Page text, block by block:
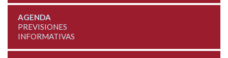
AGENDA
PREVISIONES
INFORMATIVAS